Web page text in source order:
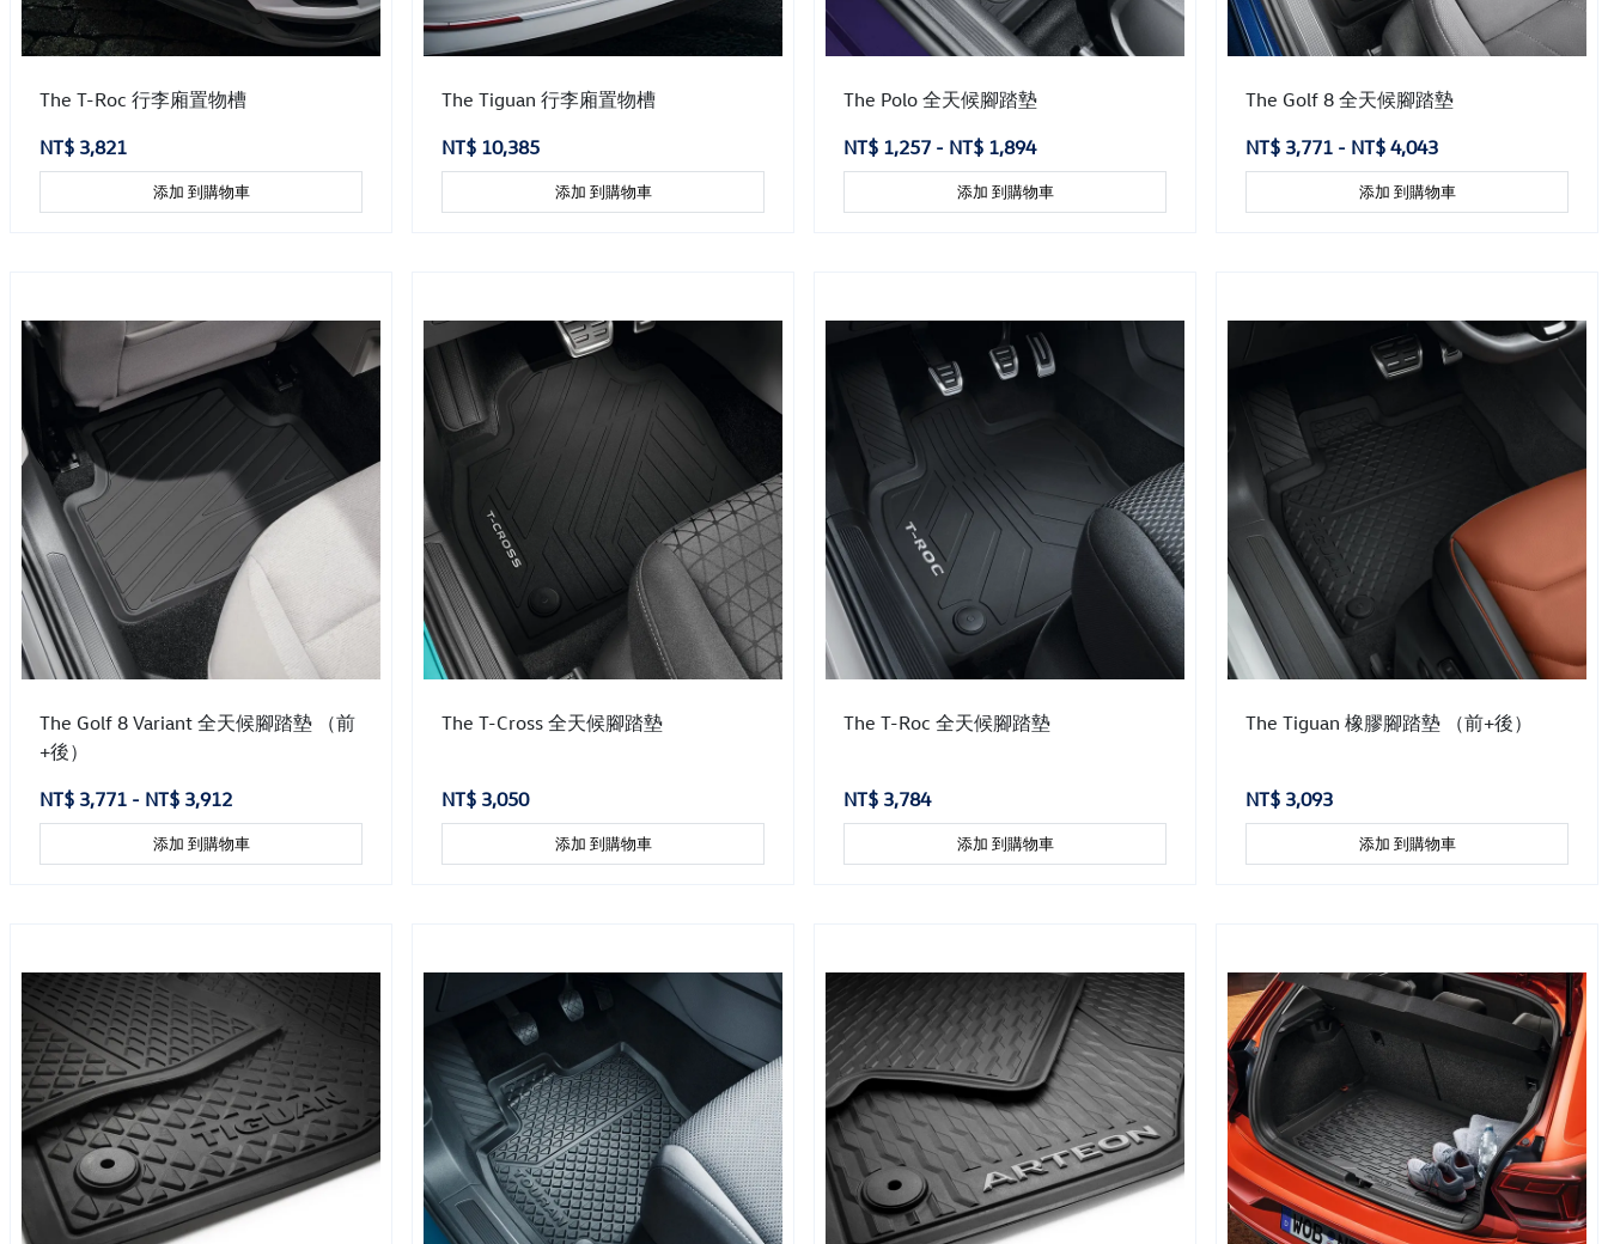
The T-Roc 行李廂置物槽
NT$ 3,821
添加 到購物車
The Tiguan 行李廂置物槽
NT$ 10,385
添加 到購物車
The Polo 全天候腳踏墊
NT$ 1,257 - NT$ 1,894
添加 到購物車
The Golf 8 全天候腳踏墊
NT$ 3,771 - NT$ 4,043
添加 到購物車
The Golf 8 Variant 全天候腳踏墊 （前
+後）
NT$ 3,771 - NT$ 3,912
添加 到購物車
The T-Cross 全天候腳踏墊
NT$ 3,050
添加 到購物車
The T-Roc 全天候腳踏墊
NT$ 3,784
添加 到購物車
The Tiguan 橡膠腳踏墊 （前+後）
NT$ 3,093
添加 到購物車